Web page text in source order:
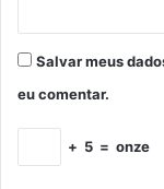
Salvar meus
eu comentar.
+ 5 = onze